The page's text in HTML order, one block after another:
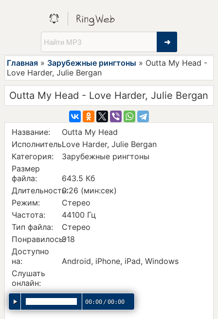
➜
Главная » Зарубежные рингтоны » Outta My Head -
Love Harder, Julie Bergan
Outta My Head - Love Harder, Julie Bergan
Название:
Outta My Head
Исполнитель:Love Harder, Julie Bergan
Категория:
Зарубежные рингтоны
Размер
файла:
643.5 Кб
Длительность:0:26 (мин:сек)
Режим:
Стерео
Частота:
44100 Гц
Тип файла:
Стерео
Понравилось:918
Доступно
на:
Android, iPhone, iPad, Windows
Слушать
онлайн:
00:00/00:00